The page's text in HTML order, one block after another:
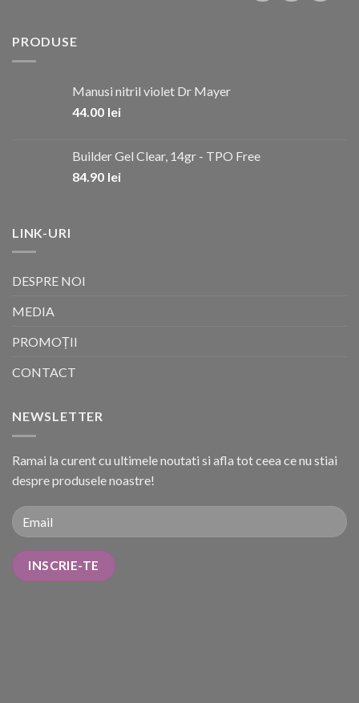
PRODUSE
Manusi nitril violet Dr Mayer
44.00 lei
Builder Gel Clear, 14gr - TPO Free
84.90 lei
LINK-URI
DESPRE NOI
MEDIA
PROMOȚII
CONTACT
NEWSLETTER
Ramai la curent cu ultimele noutati si afla tot ceea ce nu stiai
despre produsele noastre!